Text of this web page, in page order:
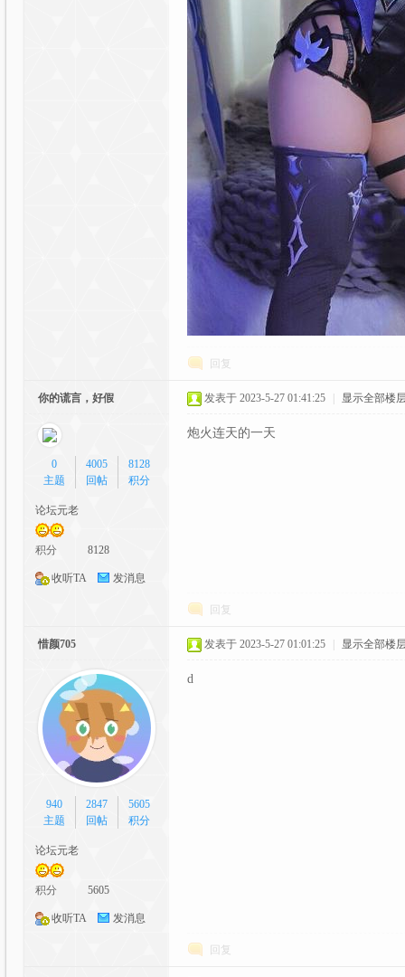
A
回复
你的谎言，好假
0
主题
4005
回帖
8128
积分
论坛元老
积分 8128
收听TA 发消息
发表于 2023-5-27 01:41:25 显示全部楼
炮火连天的一天
回复
惜颜705
940
主题
2847
回帖
5605
积分
论坛元老
积分 5605
收听TA 发消息
发表于 2023-5-27 01:01:25 显示全部楼
d
回复